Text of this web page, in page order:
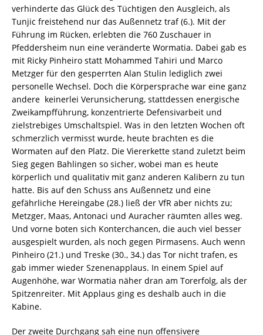
verhinderte das Glück des Tüchtigen den Ausgleich, als
Tunjic freistehend nur das Außennetz traf (6.). Mit der
Führung im Rücken, erlebten die 760 Zuschauer in
Pfeddersheim nun eine veränderte Wormatia. Dabei gab es
mit Ricky Pinheiro statt Mohammed Tahiri und Marco
Metzger für den gesperrten Alan Stulin lediglich zwei
personelle Wechsel. Doch die Körpersprache war eine ganz
andere  keinerlei Verunsicherung, stattdessen energische
Zweikampfführung, konzentrierte Defensivarbeit und
zielstrebiges Umschaltspiel. Was in den letzten Wochen oft
schmerzlich vermisst wurde, heute brachten es die
Wormaten auf den Platz. Die Viererkette stand zuletzt beim
Sieg gegen Bahlingen so sicher, wobei man es heute
körperlich und qualitativ mit ganz anderen Kalibern zu tun
hatte. Bis auf den Schuss ans Außennetz und eine
gefährliche Hereingabe (28.) ließ der VfR aber nichts zu;
Metzger, Maas, Antonaci und Auracher räumten alles weg.
Und vorne boten sich Konterchancen, die auch viel besser
ausgespielt wurden, als noch gegen Pirmasens. Auch wenn
Pinheiro (21.) und Treske (30., 34.) das Tor nicht trafen, es
gab immer wieder Szenenapplaus. In einem Spiel auf
Augenhöhe, war Wormatia näher dran am Torerfolg, als der
Spitzenreiter. Mit Applaus ging es deshalb auch in die
Kabine.
Der zweite Durchgang sah eine nun offensivere